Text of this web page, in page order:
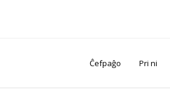
Ĉefpaĝo Pri ni